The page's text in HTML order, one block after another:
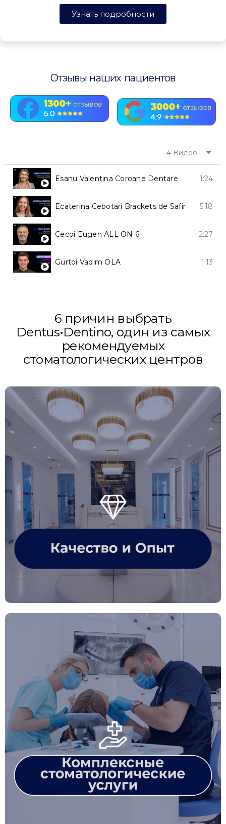
Узнать подробности
Отзывы наших пациентов
4 Видео
Esanu Valentina Coroane Dentare 1:24
Ecaterina Cebotari Brackets de Safir 5:18
Cecoi Eugen ALL ON 6 2:27
Gurtoi Vadim OLA 1:13
6 причин выбрать
Dentus•Dentino, один из самых
рекомендуемых
стоматологических центров